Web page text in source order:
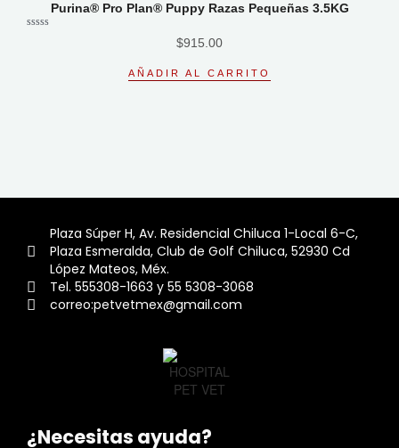
Purina® Pro Plan® Puppy Razas Pequeñas 3.5KG
$915.00
AÑADIR AL CARRITO
¿Necesitas ayuda?
Plaza Súper H, Av. Residencial Chiluca 1-Local 6-C,
Plaza Esmeralda, Club de Golf Chiluca, 52930 Cd
López Mateos, Méx.
Tel. 555308-1663 y 55 5308-3068
correo:petvetmex@gmail.com